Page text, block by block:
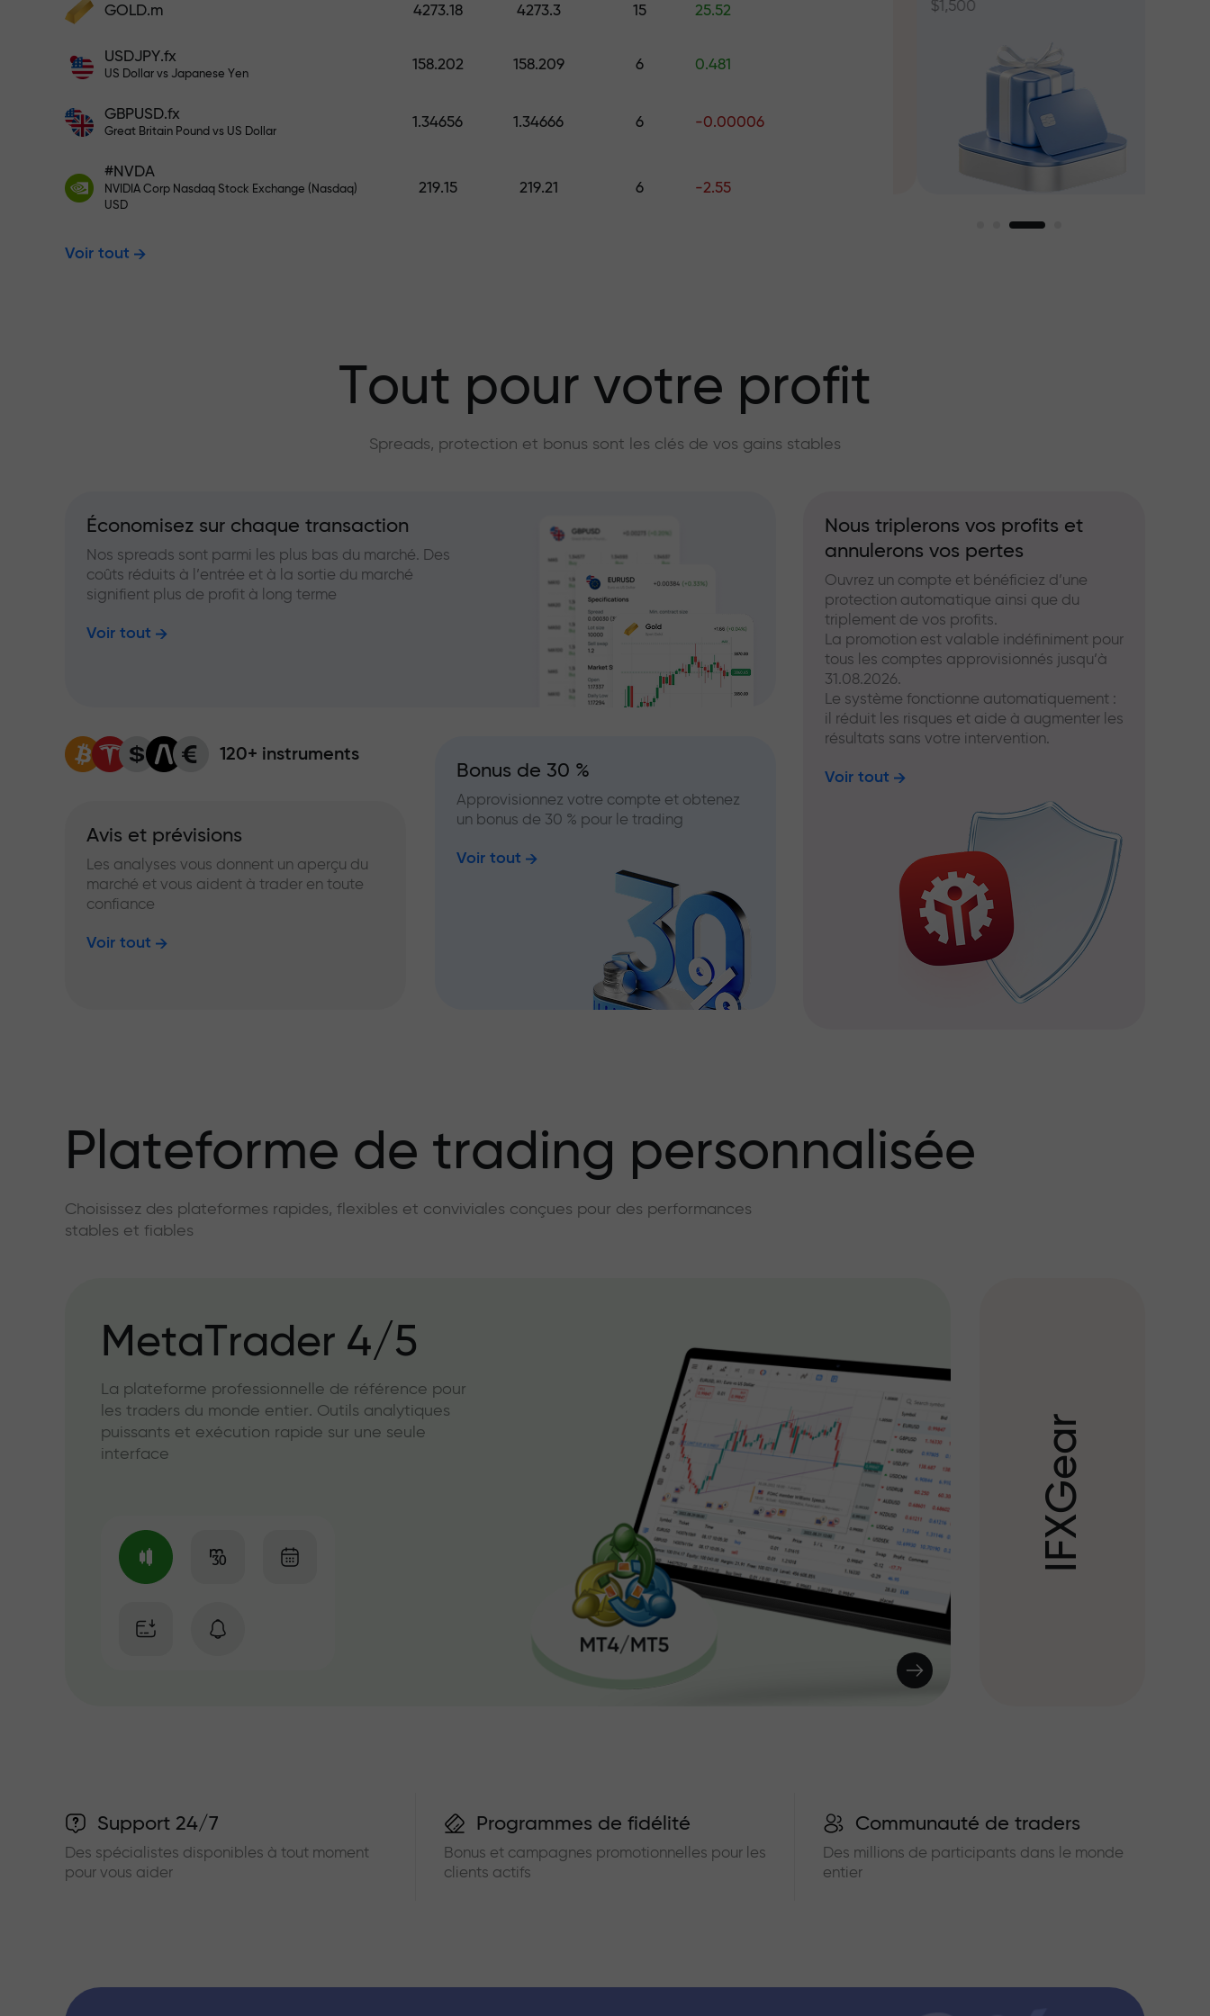
000 fois supérieur à votre dépôt. X1000
n’est pas une erreur. Plus le dépôt est
cadeaux
$1,500
Tradez sans risque — nous
Bonus jusqu’à X1000 — le plus
grand multiplicateur du marché
GOLD.m 4273.18 4273.3 15 25.52
USDJPY.fx
US Dollar vs Japanese Yen
158.202 158.209 6 0.481
GBPUSD.fx
Great Britain Pound vs US Dollar
1.34656 1.34666 6 -0.00006
#NVDA
NVIDIA Corp Nasdaq Stock Exchange (Nasdaq)
USD
219.15 219.21 6 -2.55
Voir tout
$1,500
Tout pour votre profit
Spreads, protection et bonus sont les clés de vos gains stables
Économisez sur chaque transaction
Nos spreads sont parmi les plus bas du marché. Des
coûts réduits à l’entrée et à la sortie du marché
signifient plus de profit à long terme
Voir tout
120+ instruments
Avis et prévisions
Les analyses vous donnent un aperçu du
marché et vous aident à trader en toute
confiance
Voir tout
Bonus de 30 %
Approvisionnez votre compte et obtenez
un bonus de 30 % pour le trading
Voir tout
Nous triplerons vos profits et
annulerons vos pertes
Ouvrez un compte et bénéficiez d’une
protection automatique ainsi que du
triplement de vos profits.
La promotion est valable indéfiniment pour
tous les comptes approvisionnés jusqu’à
31.08.2026.
Le système fonctionne automatiquement :
il réduit les risques et aide à augmenter les
résultats sans votre intervention.
Voir tout
Plateforme de trading personnalisée
Choisissez des plateformes rapides, flexibles et conviviales conçues pour des performances
stables et fiables
MetaTrader 4/5
La plateforme professionnelle de référence pour
les traders du monde entier. Outils analytiques
puissants et exécution rapide sur une seule
interface
I
F
X
G
e
a
r
Support 24/7
Des spécialistes disponibles à tout moment
pour vous aider
Programmes de fidélité
Bonus et campagnes promotionnelles pour les
clients actifs
Communauté de traders
Des millions de participants dans le monde
entier